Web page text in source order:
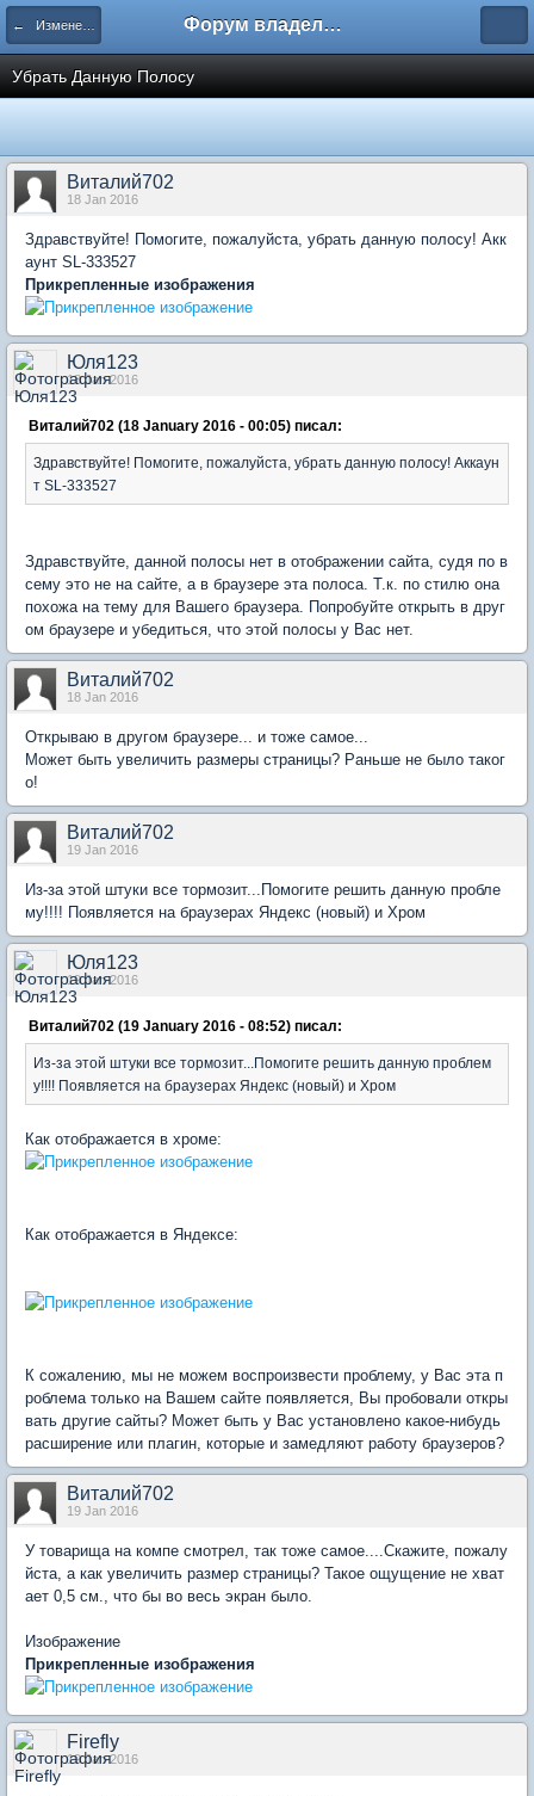
← Изменение общей стилистики Форум владельцев интернет-магазинов
Убрать Данную Полосу
Виталий702
18 Jan 2016
Здравствуйте! Помогите, пожалуйста, убрать данную полосу! Акк
аунт SL-333527
Прикрепленные изображения
Юля123
18 Jan 2016
Виталий702 (18 January 2016 - 00:05) писал:
Здравствуйте! Помогите, пожалуйста, убрать данную полосу! Аккаун
т SL-333527
Здравствуйте, данной полосы нет в отображении сайта, судя по в
сему это не на сайте, а в браузере эта полоса. Т.к. по стилю она
похожа на тему для Вашего браузера. Попробуйте открыть в друг
ом браузере и убедиться, что этой полосы у Вас нет.
Виталий702
18 Jan 2016
Открываю в другом браузере... и тоже самое...
Может быть увеличить размеры страницы? Раньше не было таког
о!
Виталий702
19 Jan 2016
Из-за этой штуки все тормозит...Помогите решить данную пробле
му!!!! Появляется на браузерах Яндекс (новый) и Хром
Юля123
19 Jan 2016
Виталий702 (19 January 2016 - 08:52) писал:
Из-за этой штуки все тормозит...Помогите решить данную проблем
у!!!! Появляется на браузерах Яндекс (новый) и Хром
Как отображается в хроме:
Как отображается в Яндексе:
К сожалению, мы не можем воспроизвести проблему, у Вас эта п
роблема только на Вашем сайте появляется, Вы пробовали откры
вать другие сайты? Может быть у Вас установлено какое-нибудь
расширение или плагин, которые и замедляют работу браузеров?
Виталий702
19 Jan 2016
У товарища на компе смотрел, так тоже самое....Скажите, пожалу
йста, а как увеличить размер страницы? Такое ощущение не хват
ает 0,5 см., что бы во весь экран было.
Изображение
Прикрепленные изображения
Firefly
19 Jan 2016